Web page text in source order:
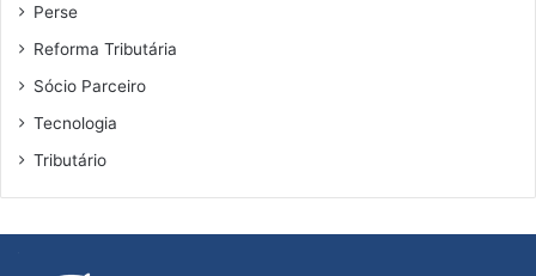
Perse
Reforma Tributária
Sócio Parceiro
Tecnologia
Tributário